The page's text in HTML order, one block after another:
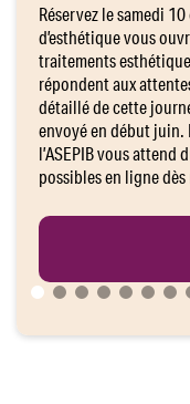
Réservez le samedi
d’esthétique vous
traitements
répondent aux
détaillé de cette
envoyé en début juin.
l’ASEPIB vous
possibles en ligne